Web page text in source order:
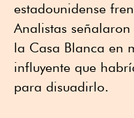
estadounidense
Analistas
la Casa Blanca en
influyente que
para disuadirlo.